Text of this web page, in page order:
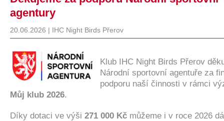
agentury
20.06.2026 | IHC Night Birds Přerov
Klub IHC Night Birds Přerov
Národní sportovní agentuře za
podporu naší činnosti v rámci
Můj klub 2026.
Díky dotaci ve výši 271 000 Kč můžeme i v roce 2026